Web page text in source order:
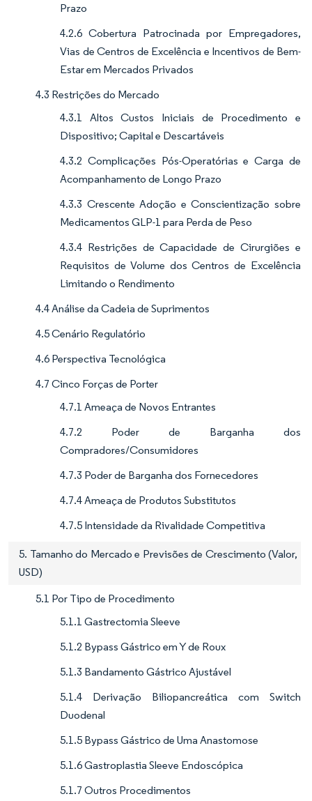
Prazo
4.2.6 Cobertura Patrocinada por Empregadores,
Vias de Centros de Excelência e Incentivos de Bem-
Estar em Mercados Privados
4.3 Restrições do Mercado
4.3.1 Altos Custos Iniciais de Procedimento e
Dispositivo; Capital e Descartáveis
4.3.2 Complicações Pós-Operatórias e Carga de
Acompanhamento de Longo Prazo
4.3.3 Crescente Adoção e Conscientização sobre
Medicamentos GLP-1 para Perda de Peso
4.3.4 Restrições de Capacidade de Cirurgiões e
Requisitos de Volume dos Centros de Excelência
Limitando o Rendimento
4.4 Análise da Cadeia de Suprimentos
4.5 Cenário Regulatório
4.6 Perspectiva Tecnológica
4.7 Cinco Forças de Porter
4.7.1 Ameaça de Novos Entrantes
4.7.2 Poder de Barganha dos
Compradores/Consumidores
4.7.3 Poder de Barganha dos Fornecedores
4.7.4 Ameaça de Produtos Substitutos
4.7.5 Intensidade da Rivalidade Competitiva
5. Tamanho do Mercado e Previsões de Crescimento (Valor,
USD)
5.1 Por Tipo de Procedimento
5.1.1 Gastrectomia Sleeve
5.1.2 Bypass Gástrico em Y de Roux
5.1.3 Bandamento Gástrico Ajustável
5.1.4 Derivação Biliopancreática com Switch
Duodenal
5.1.5 Bypass Gástrico de Uma Anastomose
5.1.6 Gastroplastia Sleeve Endoscópica
5.1.7 Outros Procedimentos